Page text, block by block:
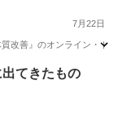
7月22日
改善』のオンライン・
出てきたもの